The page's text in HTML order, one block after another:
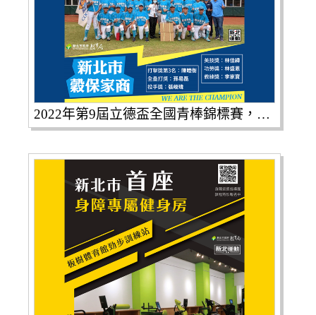
2022年第9屆立德盃全國青棒錦標賽，新北市穀保家商封王